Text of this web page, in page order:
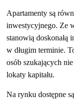
Apartamenty są
inwestycyjnego. Ze
stanowią doskonałą
w długim terminie.
osób szukających
lokaty kapitału.
Na rynku dostępne